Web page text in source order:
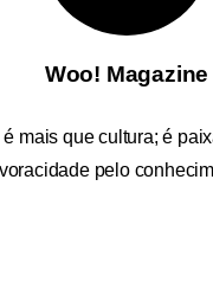
Woo! Magazine
é mais que cultura; é
voracidade pelo